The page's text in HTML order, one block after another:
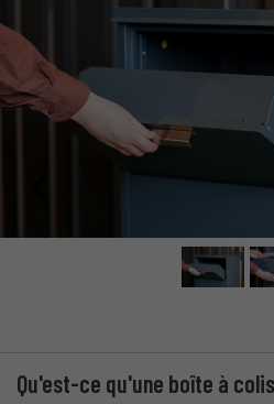
Qu'est-ce qu'une boîte à